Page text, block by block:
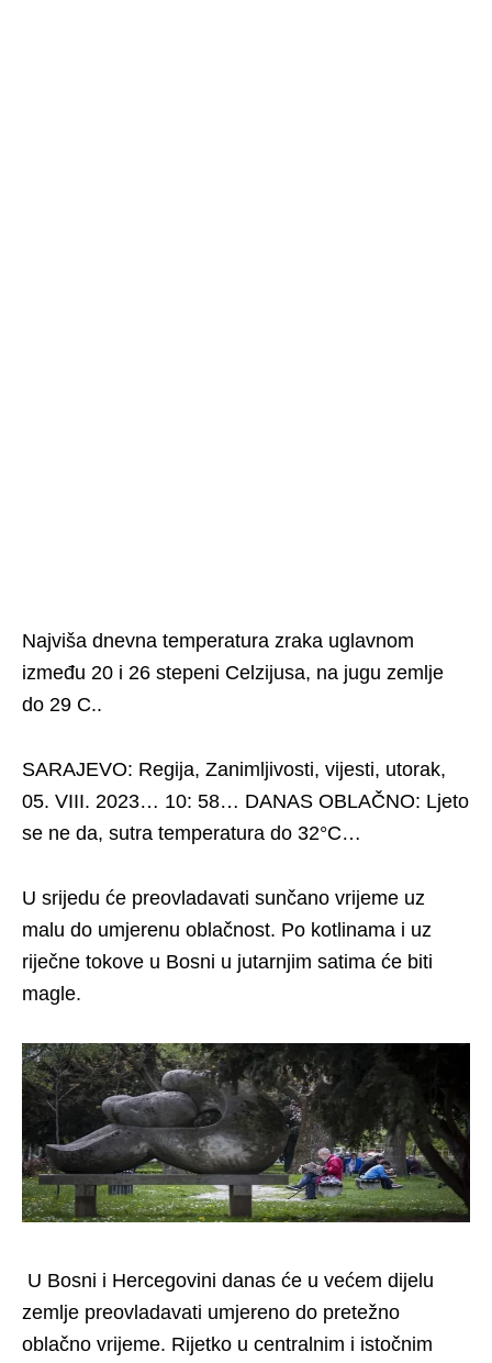
Najviša dnevna temperatura zraka uglavnom
između 20 i 26 stepeni Celzijusa, na jugu zemlje
do 29 C..
SARAJEVO: Regija, Zanimljivosti, vijesti, utorak,
05. VIII. 2023… 10: 58… DANAS OBLAČNO: Ljeto
se ne da, sutra temperatura do 32°C…
U srijedu će preovladavati sunčano vrijeme uz
malu do umjerenu oblačnost. Po kotlinama i uz
riječne tokove u Bosni u jutarnjim satima će biti
magle.
U Bosni i Hercegovini danas će u većem dijelu
zemlje preovladavati umjereno do pretežno
oblačno vrijeme. Rijetko u centralnim i istočnim